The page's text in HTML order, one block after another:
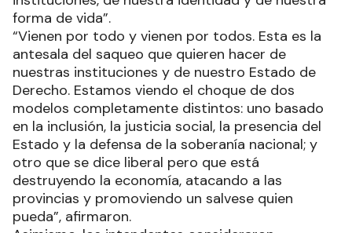
forma de vida”.
“Vienen por todo y vienen por todos. Esta es la
antesala del saqueo que quieren hacer de
nuestras instituciones y de nuestro Estado de
Derecho. Estamos viendo el choque de dos
modelos completamente distintos: uno basado
en la inclusión, la justicia social, la presencia del
Estado y la defensa de la soberanía nacional; y
otro que se dice liberal pero que está
destruyendo la economía, atacando a las
provincias y promoviendo un salvese quien
pueda”, afirmaron.